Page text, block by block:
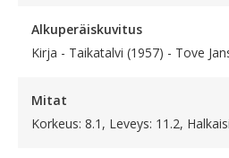
Alkuperäiskuvitus
Kirja - Taikatalvi (1957) - Tove
Mitat
Korkeus: 8.1, Leveys: 11.2,